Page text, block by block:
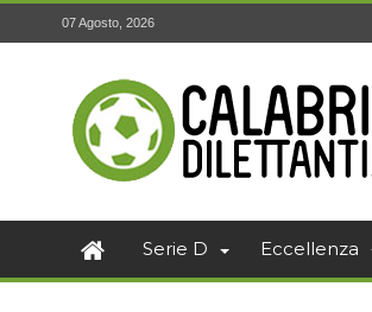
07 Agosto, 2026
Serie D Eccellenza